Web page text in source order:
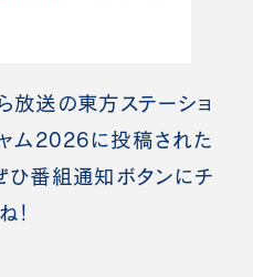
放送の東方ステーショ
ム2026に投稿された
ひ番組通知ボタンにチ
！